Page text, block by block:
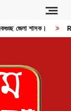
জেলা শাসক।